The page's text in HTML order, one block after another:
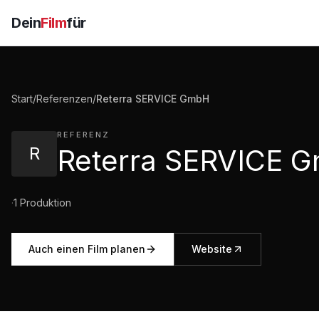
DeinFilmfür
Start/Referenzen/Reterra SERVICE GmbH
R
REFERENZ
·1 Produktion
Auch einen Film planen Website